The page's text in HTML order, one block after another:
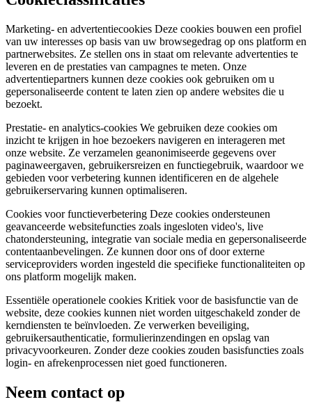
Marketing- en advertentiecookies Deze cookies bouwen een profiel
van uw interesses op basis van uw browsegedrag op ons platform en
partnerwebsites. Ze stellen ons in staat om relevante advertenties te
leveren en de prestaties van campagnes te meten. Onze
advertentiepartners kunnen deze cookies ook gebruiken om u
gepersonaliseerde content te laten zien op andere websites die u
bezoekt.
Prestatie- en analytics-cookies We gebruiken deze cookies om
inzicht te krijgen in hoe bezoekers navigeren en interageren met
onze website. Ze verzamelen geanonimiseerde gegevens over
paginaweergaven, gebruikersreizen en functiegebruik, waardoor we
gebieden voor verbetering kunnen identificeren en de algehele
gebruikerservaring kunnen optimaliseren.
Cookies voor functieverbetering Deze cookies ondersteunen
geavanceerde websitefuncties zoals ingesloten video's, live
chatondersteuning, integratie van sociale media en gepersonaliseerde
contentaanbevelingen. Ze kunnen door ons of door externe
serviceproviders worden ingesteld die specifieke functionaliteiten op
ons platform mogelijk maken.
Essentiële operationele cookies Kritiek voor de basisfunctie van de
website, deze cookies kunnen niet worden uitgeschakeld zonder de
kerndiensten te beïnvloeden. Ze verwerken beveiliging,
gebruikersauthenticatie, formulierinzendingen en opslag van
privacyvoorkeuren. Zonder deze cookies zouden basisfuncties zoals
login- en afrekenprocessen niet goed functioneren.
Neem contact op